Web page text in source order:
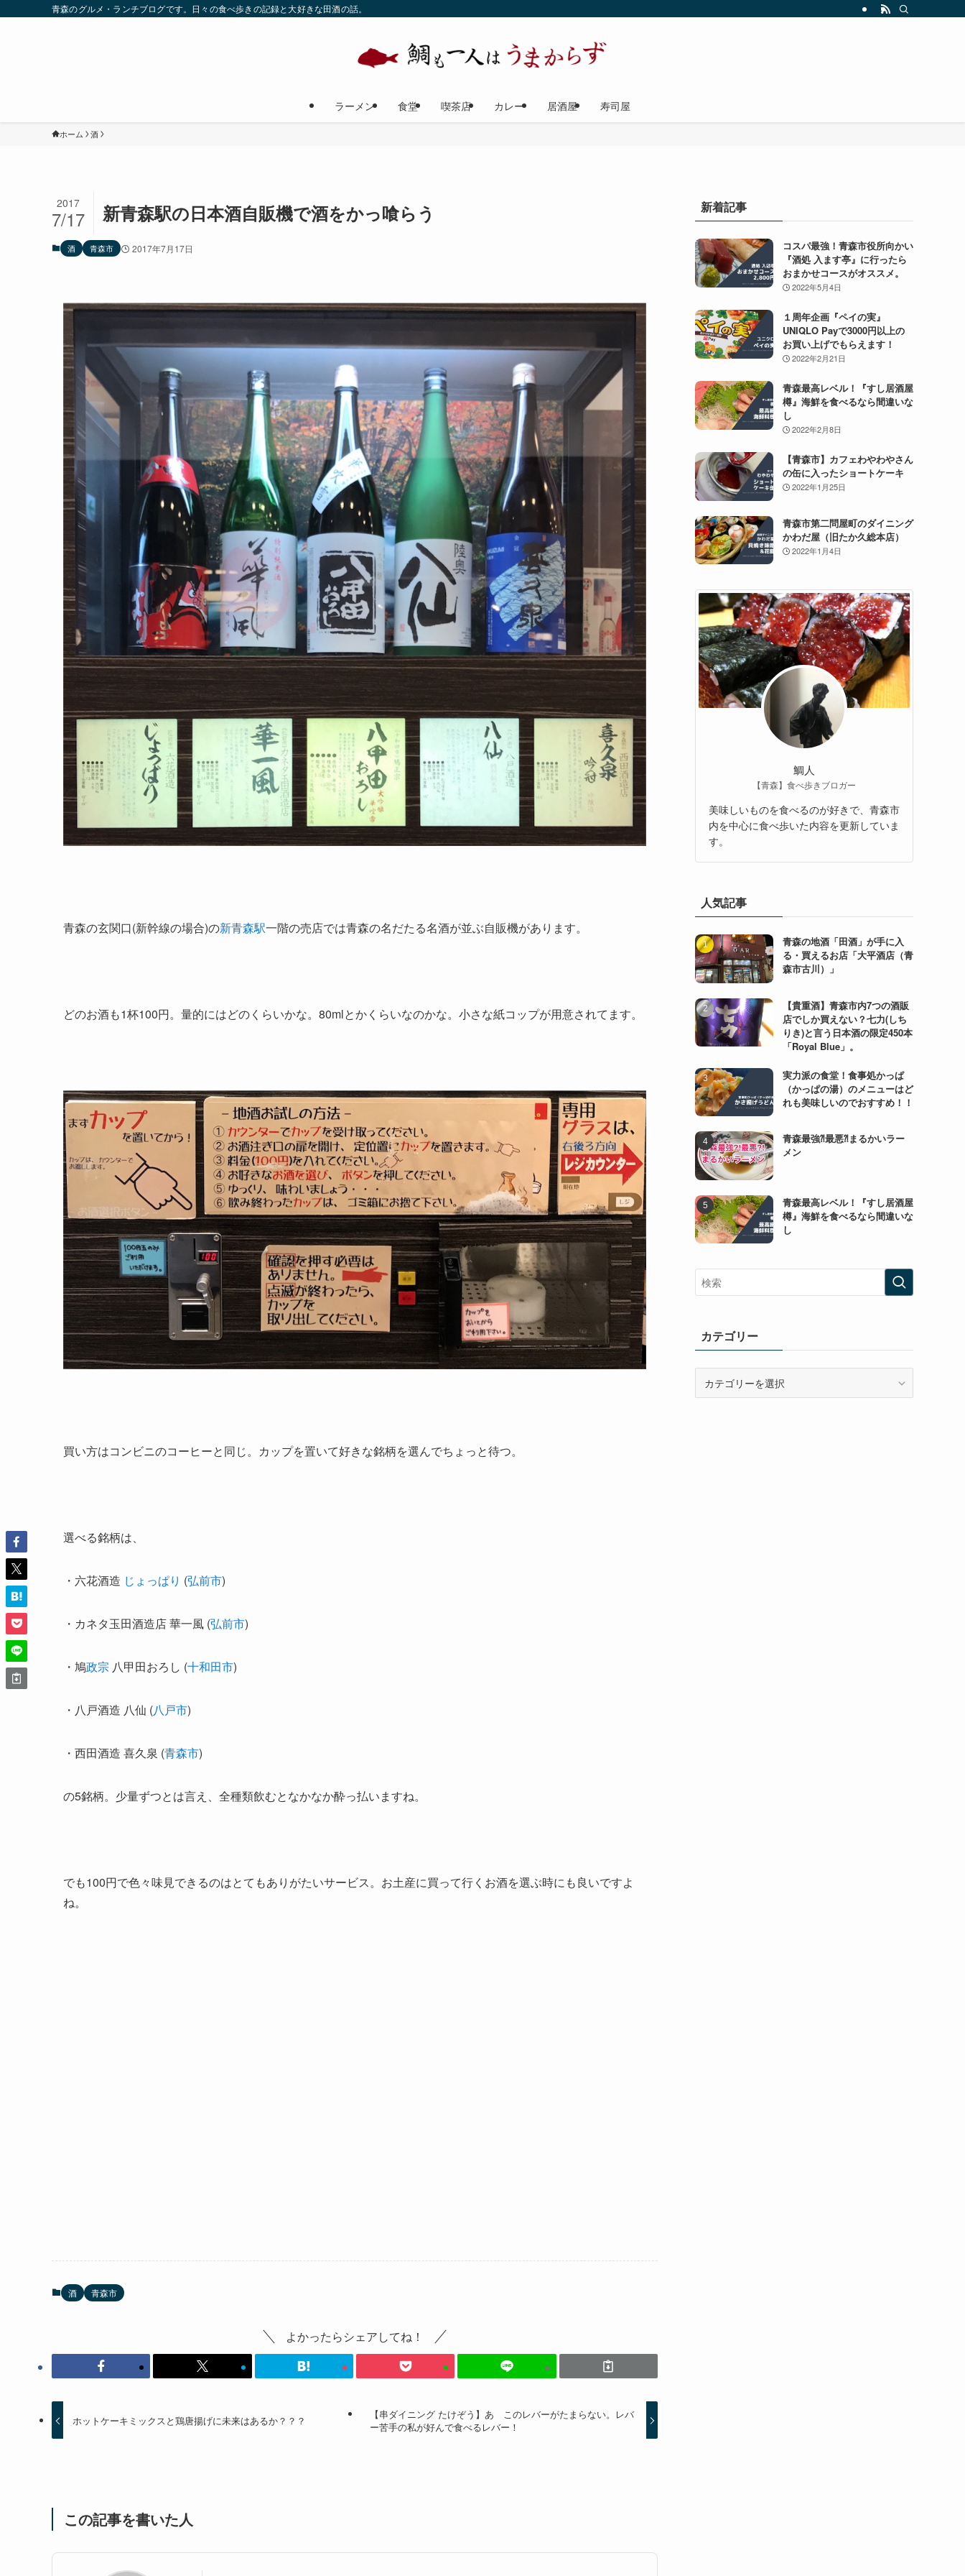
青森のグルメ・ランチブログです。日々の食べ歩きの記録と大好きな田酒の話。
ラーメン 食堂 喫茶店 カレー 居酒屋 寿司屋
ホーム 酒
新青森駅の日本酒自販機で酒をかっ喰らう
2017
7/17
酒 青森市 2017年7月17日
青森の玄関口(新幹線の場合)の新青森駅一階の売店では青森の名だたる名酒が並ぶ自販機があります。
どのお酒も1杯100円。量的にはどのくらいかな。80mlとかくらいなのかな。小さな紙コップが用意されてます。
買い方はコンビニのコーヒーと同じ。カップを置いて好きな銘柄を選んでちょっと待つ。
選べる銘柄は、
・六花酒造 じょっぱり (弘前市)
・カネタ玉田酒造店 華一風 (弘前市)
・鳩政宗 八甲田おろし (十和田市)
・八戸酒造 八仙 (八戸市)
・西田酒造 喜久泉 (青森市)
の5銘柄。少量ずつとは言え、全種類飲むとなかなか酔っ払いますね。
でも100円で色々味見できるのはとてもありがたいサービス。お土産に買って行くお酒を選ぶ時にも良いですよ
ね。
酒 青森市
よかったらシェアしてね！
ホットケーキミックスと鶏唐揚げに未来はあるか？？？
【串ダイニング たけぞう】あゝこのレバーがたまらない。レバ
ー苦手の私が好んで食べるレバー！
この記事を書いた人
新着記事
コスパ最強！青森市役所向かい
『酒処 入ます亭』に行ったら
おまかせコースがオススメ。
2022年5月4日
１周年企画『ペイの実』
UNIQLO Payで3000円以上の
お買い上げでもらえます！
2022年2月21日
青森最高レベル！『すし居酒屋
樽』海鮮を食べるなら間違いな
し
2022年2月8日
【青森市】カフェわやわやさん
の缶に入ったショートケーキ
2022年1月25日
青森市第二問屋町のダイニング
かわだ屋（旧たか久総本店）
2022年1月4日
鯛人
【青森】食べ歩きブロガー
美味しいものを食べるのが好きで、青森市
内を中心に食べ歩いた内容を更新していま
す。
人気記事
青森の地酒「田酒」が手に入
る・買えるお店「大平酒店（青
森市古川）」
【貴重酒】青森市内7つの酒販
店でしか買えない？七力(しち
りき)と言う日本酒の限定450本
「Royal Blue」。
実力派の食堂！食事処かっぱ
（かっぱの湯）のメニューはど
れも美味しいのでおすすめ！！
青森最強⁈最悪⁈まるかいラー
メン
青森最高レベル！『すし居酒屋
樽』海鮮を食べるなら間違いな
し
カテゴリー